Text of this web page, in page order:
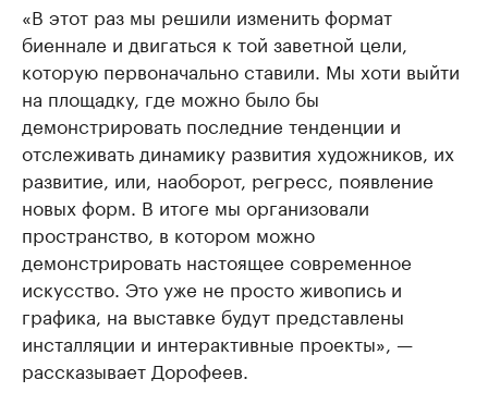
«В этот раз мы решили изменить формат
биеннале и двигаться к той заветной цели,
которую первоначально ставили. Мы хоти выйти
на площадку, где можно было бы
демонстрировать последние тенденции и
отслеживать динамику развития художников, их
развитие, или, наоборот, регресс, появление
новых форм. В итоге мы организовали
пространство, в котором можно
демонстрировать настоящее современное
искусство. Это уже не просто живопись и
графика, на выставке будут представлены
инсталляции и интерактивные проекты», —
рассказывает Дорофеев.